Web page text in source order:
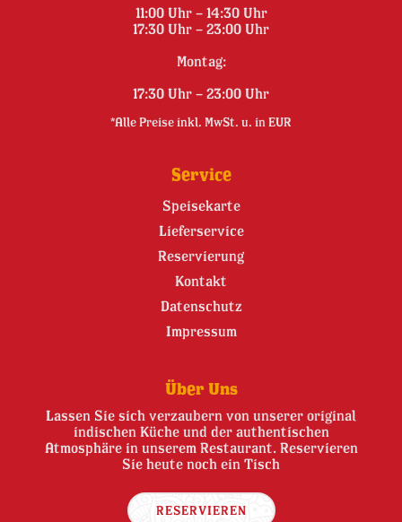
11:00 Uhr – 14:30 Uhr
17:30 Uhr – 23:00 Uhr
Montag:
17:30 Uhr – 23:00 Uhr
*Alle Preise inkl. MwSt. u. in EUR
Service
Speisekarte
Lieferservice
Reservierung
Kontakt
Datenschutz
Impressum
Über Uns
Lassen Sie sich verzaubern von unserer original
indischen Küche und der authentischen
Atmosphäre in unserem Restaurant. Reservieren
Sie heute noch ein Tisch
RESERVIEREN